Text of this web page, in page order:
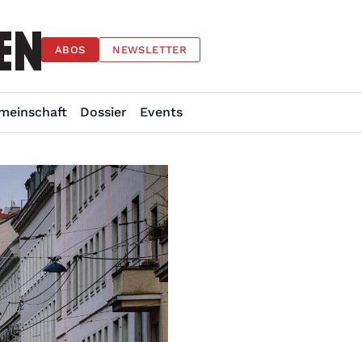
ABOS NEWSLETTER
Dossier Events